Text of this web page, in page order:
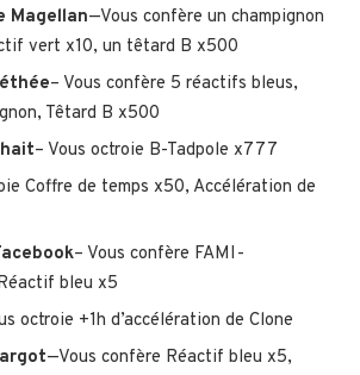
Magellan—Vous confère un champignon
vert x10, un têtard B x500
– Vous confère 5 réactifs bleus,
Têtard B x500
– Vous octroie B-Tadpole x777
Coffre de temps x50, Accélération de
– Vous confère FAMI-
bleu x5
octroie +1h d’accélération de Clone
—Vous confère Réactif bleu x5,